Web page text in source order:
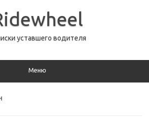
уставшего водителя
Меню